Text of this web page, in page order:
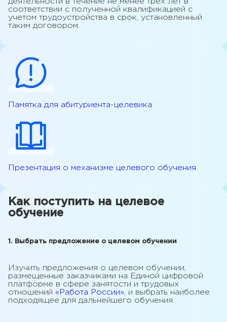
соответствии с полученной квалификацией с
учетом трудоустройства в срок, установленный
таким договором.
Памятка для абитуриента-целевика
Презентация о механизме целевого обучения
Как поступить на целевое
обучение
1. Выбрать предложение о целевом обучении
Изучить предложения о целевом обучении,
размещенные заказчиками на Единой цифровой
платформе в сфере занятости и трудовых
отношений «Работа России», и выбрать наиболее
подходящее для дальнейшего обучения